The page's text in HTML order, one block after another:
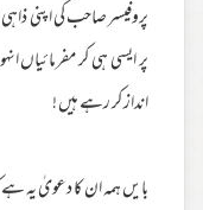
پروفیسر صاحب کی اپنی
پر ایسی ہی کر مفرمائیاں
انداز کر رہے ہیں !
بایں ہمہ ان کا دعویٰ یہ